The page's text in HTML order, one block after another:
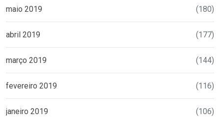
maio 2019 (180)
abril 2019 (177)
março 2019 (144)
fevereiro 2019 (116)
janeiro 2019 (106)